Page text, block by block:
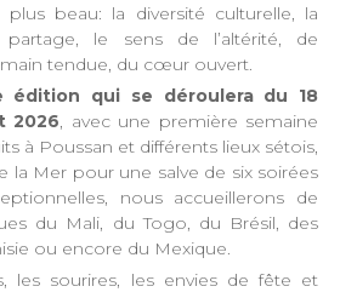
plus beau: la diversité culturelle, la
partage, le sens de l’altérité, de
main tendue, du cœur ouvert.
édition qui se déroulera du 18
2026, avec une première semaine
à Poussan et différents lieux sétois,
la Mer pour une salve de six soirées
nous accueillerons de
du Mali, du Togo, du Brésil, des
ou encore du Mexique.
les sourires, les envies de fête et